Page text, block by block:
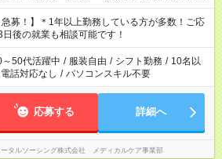
って夕飯の準備がしたい」 「できれば残業はし
希望を教えてくださいね。 ※Wワーク希望
仕事で希望する勤務時間と、もう1つのお仕事
計で週40時間を超える場合は応募できません。
急募！】＊1年以上勤務している方が多数！ご応
後の就業も相談可能です！
～50代活躍中 / 服装自由 / シフト勤務 / 10名以
電話対応なし / パソコンスキル不要
応募する 詳細へ
ータルソーシング株式会社 メディカルケア事業部